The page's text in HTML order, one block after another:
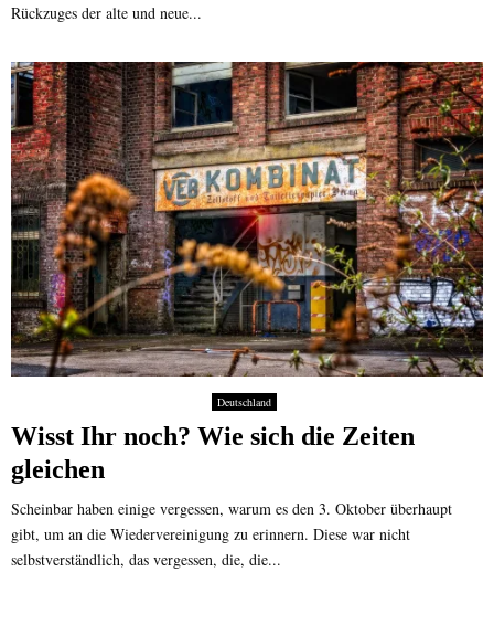
Rückzuges der alte und neue...
Deutschland
Wisst Ihr noch? Wie sich die Zeiten
gleichen
Scheinbar haben einige vergessen, warum es den 3. Oktober überhaupt
gibt, um an die Wiedervereinigung zu erinnern. Diese war nicht
selbstverständlich, das vergessen, die, die...